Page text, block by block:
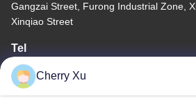
Gangzai Street, Furong Industrial Zone,
Xinqiao Street
Tel
86-0755-27097532-8:30
Cherry Xu